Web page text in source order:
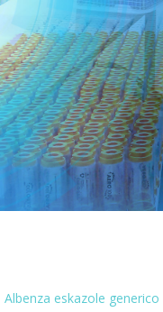
Albenza eskazole